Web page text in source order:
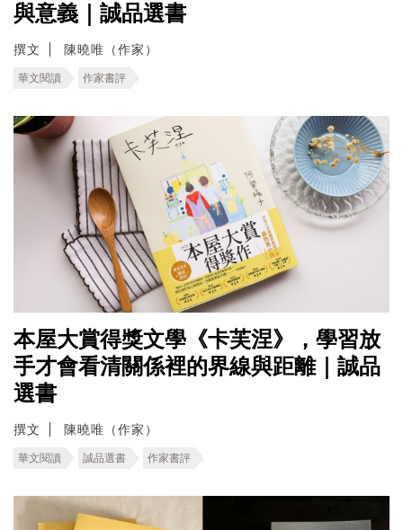
與意義｜誠品選書
撰文 陳曉唯（作家）
華文閱讀 作家書評
本屋大賞得獎文學《卡芙涅》，學習放
手才會看清關係裡的界線與距離｜誠品
選書
撰文 陳曉唯（作家）
華文閱讀 誠品選書 作家書評